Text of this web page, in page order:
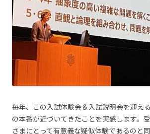
毎年、この入試体験会＆入試説明会を迎え
の本番が近づいてきたことを実感します。
さまにとって有意義な疑似体験であるのと